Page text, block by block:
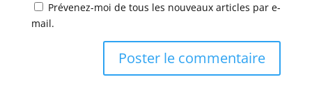
Prévenez-moi de tous les nouveaux articles par e-
mail.